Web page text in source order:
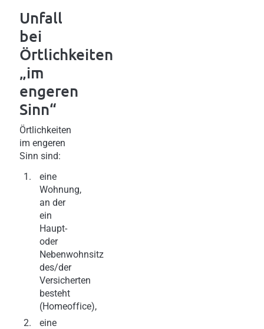
Unfall
bei
Örtlichkeiten
„im
engeren
Sinn“
Örtlichkeiten
im engeren
Sinn sind:
eine
Wohnung,
an der
ein
Haupt-
oder
Nebenwohnsitz
des/der
Versicherten
besteht
(Homeoffice),
eine